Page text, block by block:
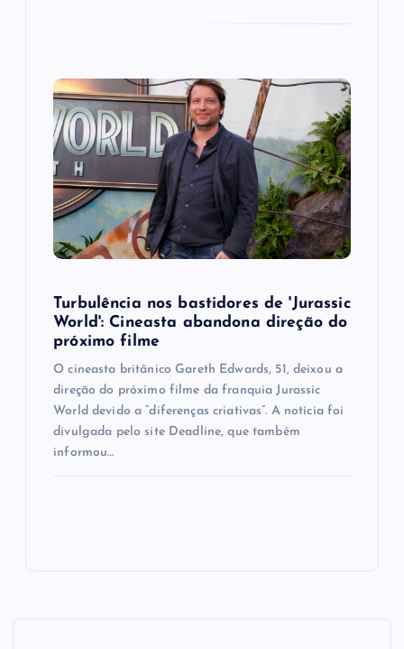
Turbulência nos bastidores de 'Jurassic
World': Cineasta abandona direção do
próximo filme
O cineasta britânico Gareth Edwards, 51, deixou a
direção do próximo filme da franquia Jurassic
World devido a “diferenças criativas”. A notícia foi
divulgada pelo site Deadline, que também
informou…